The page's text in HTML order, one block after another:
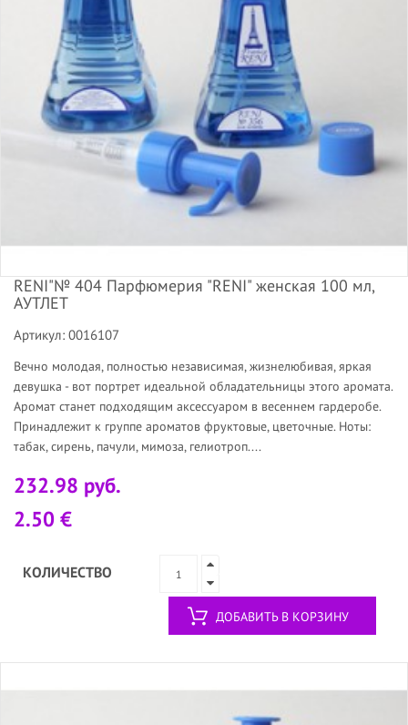
RENI"№ 404 Парфюмерия "RENI" женская 100 мл,
АУТЛЕТ
Артикул: 0016107
Вечно молодая, полностью независимая, жизнелюбивая, яркая
девушка - вот портрет идеальной обладательницы этого аромата.
Аромат станет подходящим аксессуаром в весеннем гардеробе.
Принадлежит к группе ароматов фруктовые, цветочные. Ноты:
табак, сирень, пачули, мимоза, гелиотроп....
232.98 руб.
2.50 €
КОЛИЧЕСТВО
ДОБАВИТЬ В КОРЗИНУ